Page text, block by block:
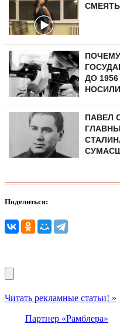
ДО
ПАВЕЛ
Поделиться:
Читать рекламные статьи! »
Партнер «Рамблера»